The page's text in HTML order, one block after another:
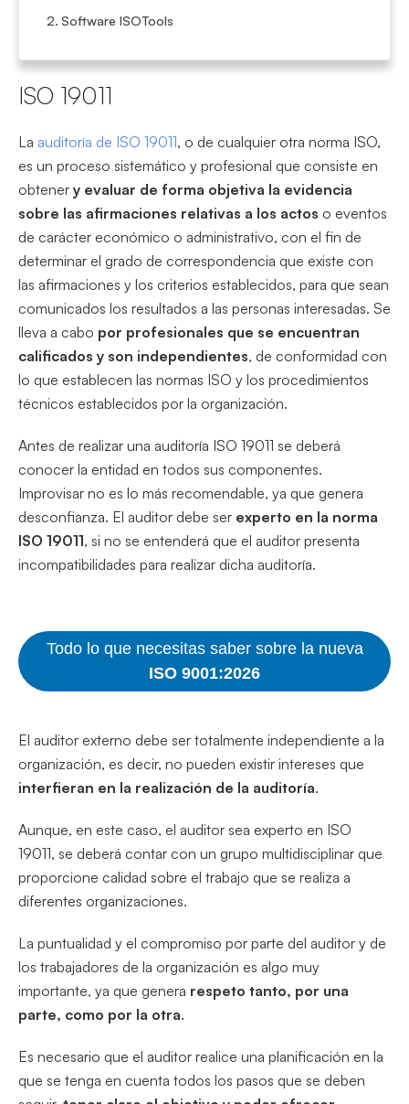
Software ISOTools
ISO 19011
La auditoría de ISO 19011, o de cualquier otra norma ISO,
es un proceso sistemático y profesional que consiste en
obtener y evaluar de forma objetiva la evidencia
sobre las afirmaciones relativas a los actos o eventos
de carácter económico o administrativo, con el fin de
determinar el grado de correspondencia que existe con
las afirmaciones y los criterios establecidos, para que sean
comunicados los resultados a las personas interesadas. Se
lleva a cabo por profesionales que se encuentran
calificados y son independientes, de conformidad con
lo que establecen las normas ISO y los procedimientos
técnicos establecidos por la organización.
Antes de realizar una auditoría ISO 19011 se deberá
conocer la entidad en todos sus componentes.
Improvisar no es lo más recomendable, ya que genera
desconfianza. El auditor debe ser experto en la norma
ISO 19011, si no se entenderá que el auditor presenta
incompatibilidades para realizar dicha auditoría.
Todo lo que necesitas saber sobre la nueva
ISO 9001:2026
El auditor externo debe ser totalmente independiente a la
organización, es decir, no pueden existir intereses que
interfieran en la realización de la auditoría.
Aunque, en este caso, el auditor sea experto en ISO
19011, se deberá contar con un grupo multidisciplinar que
proporcione calidad sobre el trabajo que se realiza a
diferentes organizaciones.
La puntualidad y el compromiso por parte del auditor y de
los trabajadores de la organización es algo muy
importante, ya que genera respeto tanto, por una
parte, como por la otra.
Es necesario que el auditor realice una planificación en la
que se tenga en cuenta todos los pasos que se deben